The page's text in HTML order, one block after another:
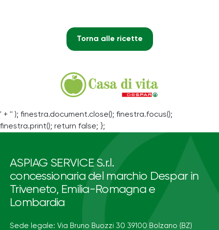
Torna alle ricette
' + '' ); finestra.document.close(); finestra.focus();
finestra.print(); return false; };
ASPIAG SERVICE S.r.l.
concessionaria del marchio Despar in
Triveneto, Emilia-Romagna e
Lombardia
Sede legale: Via Bruno Buozzi 30 39100 Bolzano (BZ)